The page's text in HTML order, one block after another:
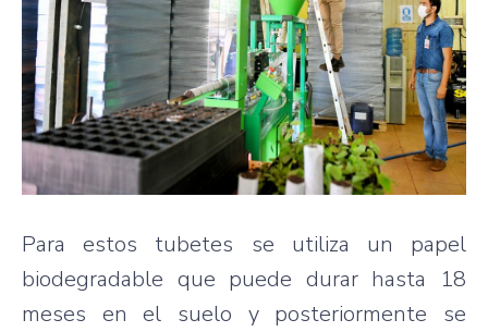
Para estos tubetes se utiliza un papel
biodegradable que puede durar hasta 18
meses en el suelo y posteriormente se